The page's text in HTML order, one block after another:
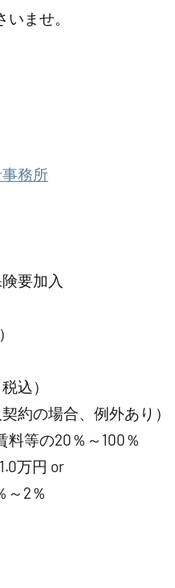
ませ。
務所
要加入
込）
の場合、例外あり）
等の20％～100％
万円 or
2％